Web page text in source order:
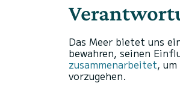
Das Meer bietet uns
bewahren, seinen
zusammenarbeitet,
vorzugehen.